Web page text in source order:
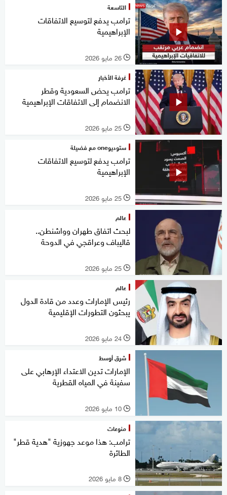
التاسعة
ترامب يدفع لتوسيع الاتفاقات
الإبراهيمية
l 26 مايو 2026
غرفة الأخبار
ترامب يحض السعودية وقطر
الانضمام إلى الاتفاقات الإبراهيمية
l 25 مايو 2026
ستوديوone مع فضيلة
ترامب يدفع لتوسيع الاتفاقات
الإبراهيمية
l 25 مايو 2026
عالم
لبحث اتفاق طهران وواشنطن..
قاليباف وعراقجي في الدوحة
l 25 مايو 2026
عالم
رئيس الإمارات وعدد من قادة الدول
يبحثون التطورات الإقليمية
l 24 مايو 2026
شرق أوسط
الإمارات تدين الاعتداء الإرهابي على
سفينة في المياه القطرية
l 10 مايو 2026
منوعات
ترامب: هذا موعد جهوزية "هدية قطر"
الطائرة
l 8 مايو 2026